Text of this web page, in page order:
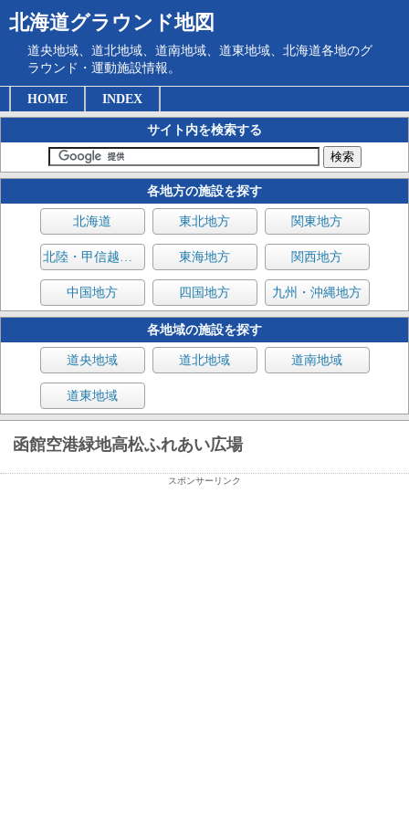
北海道グラウンド地図
道央地域、道北地域、道南地域、道東地域、北海道各地のグ
ラウンド・運動施設情報。
HOME INDEX
サイト内を検索する
各地方の施設を探す
北海道 東北地方 関東地方
北陸・甲信越地方 東海地方 関西地方
中国地方 四国地方 九州・沖縄地方
各地域の施設を探す
道央地域 道北地域 道南地域
道東地域
函館空港緑地高松ふれあい広場
スポンサーリンク